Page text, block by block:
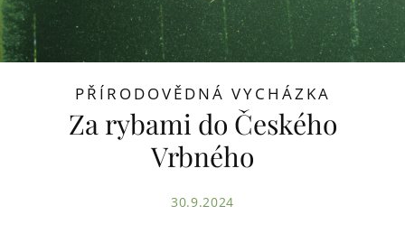
PŘÍRODOVĚDNÁ VYCHÁZKA
Za rybami do Českého
Vrbného
30.9.2024